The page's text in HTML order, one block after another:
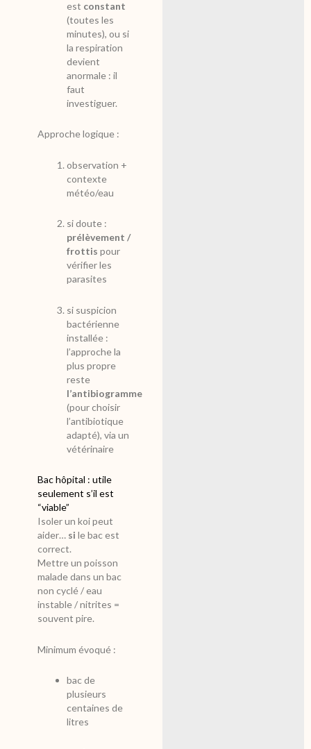
est constant
(toutes les
minutes), ou si
la respiration
devient
anormale : il
faut
investiguer.
Approche logique :
observation +
contexte
météo/eau
si doute :
prélèvement /
frottis pour
vérifier les
parasites
si suspicion
bactérienne
installée :
l’approche la
plus propre
reste
l’antibiogramme
(pour choisir
l’antibiotique
adapté), via un
vétérinaire
Bac hôpital : utile
seulement s’il est
“viable”
Isoler un koi peut
aider… si le bac est
correct.
Mettre un poisson
malade dans un bac
non cyclé / eau
instable / nitrites =
souvent pire.
Minimum évoqué :
bac de
plusieurs
centaines de
litres